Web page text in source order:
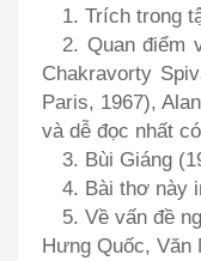
1. Trích trong
2. Quan điểm
Chakravorty
Paris, 1967),
và dễ đọc nhất
3. Bùi Giáng
4. Bài thơ này
5. Về vấn đề
Hưng Quốc, Văn